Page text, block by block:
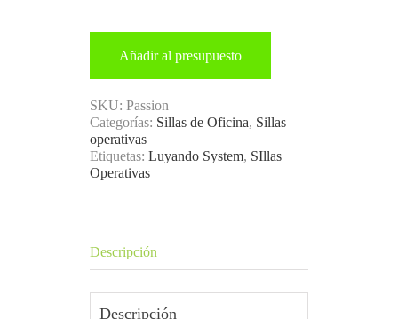
Añadir al presupuesto
SKU: Passion
Categorías: Sillas de Oficina, Sillas
operativas
Etiquetas: Luyando System, SIllas
Operativas
Descripción
Descripción